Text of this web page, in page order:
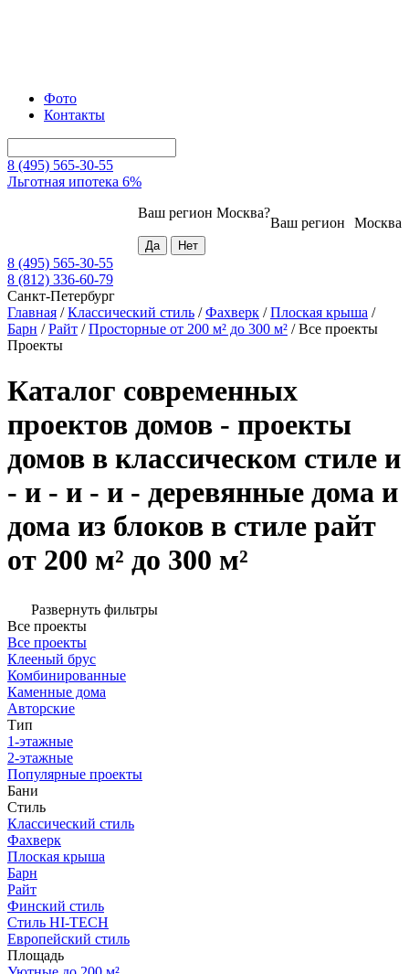
Фото
Контакты
8 (495) 565-30-55
Льготная ипотека 6%
Москва
Ваш регион
Ваш регион Москва?
8 (495) 565-30-55
8 (812) 336-60-79
Санкт-Петербург
Главная /Классический стиль /Фахверк /Плоская крыша /
Барн /Райт /Просторные от 200 м² до 300 м² /Все проекты
Проекты
Каталог современных
проектов домов - проекты
домов в классическом стиле и
- и - и - и - деревянные дома и
дома из блоков в стиле райт
от 200 м² до 300 м²
Развернуть фильтры
Все проекты
Все проекты
Клееный брус
Комбинированные
Каменные дома
Авторские
Тип
1-этажные
2-этажные
Популярные проекты
Бани
Стиль
Классический стиль
Фахверк
Плоская крыша
Барн
Райт
Финский стиль
Стиль HI-TECH
Европейский стиль
Площадь